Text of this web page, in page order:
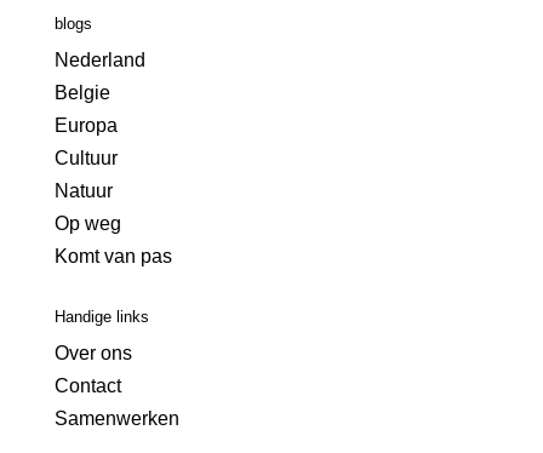
blogs
Nederland
Belgie
Europa
Cultuur
Natuur
Op weg
Komt van pas
Handige links
Over ons
Contact
Samenwerken